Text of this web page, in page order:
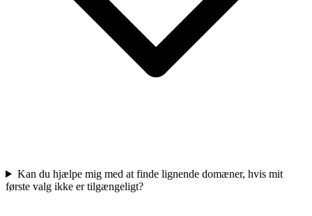
Kan du hjælpe mig med at finde lignende domæner, hvis mit
første valg ikke er tilgængeligt?